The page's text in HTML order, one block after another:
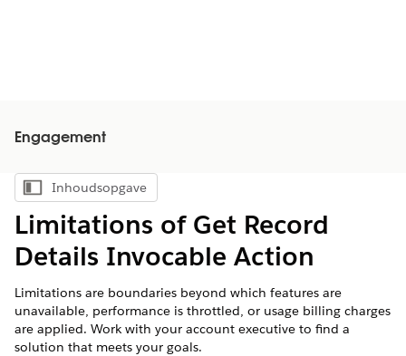
Engagement
Inhoudsopgave weergeven
Inhoudsopgave
Limitations of Get Record
Details Invocable Action
Limitations are boundaries beyond which features are
unavailable, performance is throttled, or usage billing charges
are applied. Work with your account executive to find a
solution that meets your goals.